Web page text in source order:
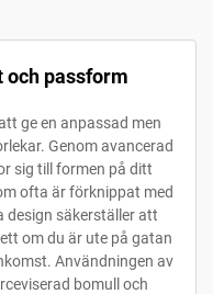
och passform
ge en anpassad men
Genom avancerad
sig till formen på ditt
ofta är förknippat med
design säkerställer att
om du är ute på gatan
Användningen av
bomull och